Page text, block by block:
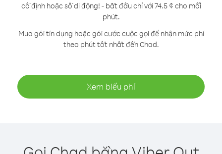
cố định hoặc số di động! - bắt đầu chỉ với 74.5 ¢ cho mỗi
phút.
Mua gói tín dụng hoặc gói cước cuộc gọi để nhận mức phí
theo phút tốt nhất đến Chad.
Xem biểu phí